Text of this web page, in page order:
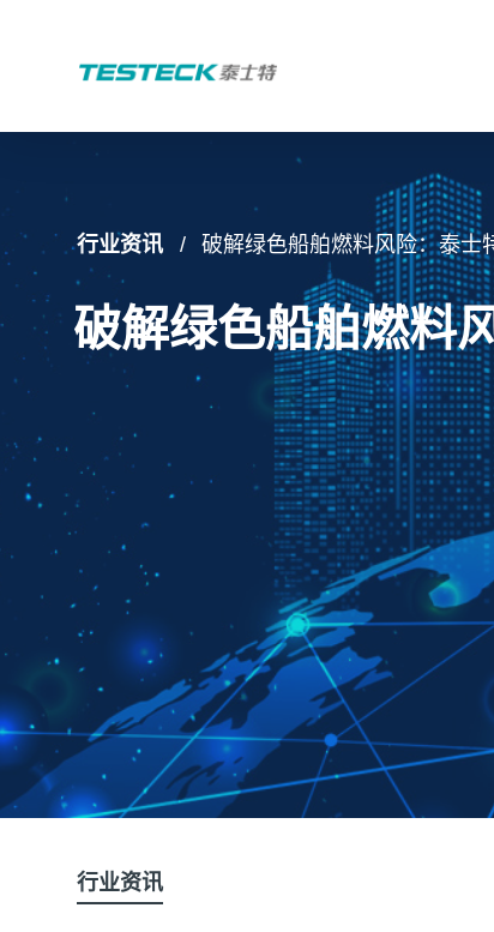
行业资讯 破解绿色船舶燃料风险：泰士
破解绿色船舶燃料
行业资讯